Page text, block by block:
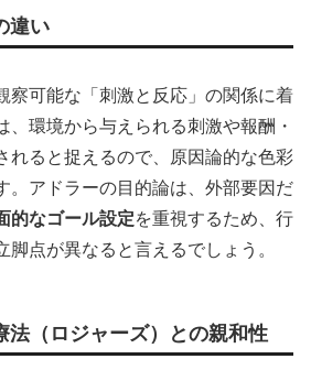
違い
察可能な「刺激と反応」の関係に着
、環境から与えられる刺激や報酬・
れると捉えるので、原因論的な色彩
。アドラーの目的論は、外部要因だ
的なゴール設定を重視するため、行
脚点が異なると言えるでしょう。
法（ロジャーズ）との親和性